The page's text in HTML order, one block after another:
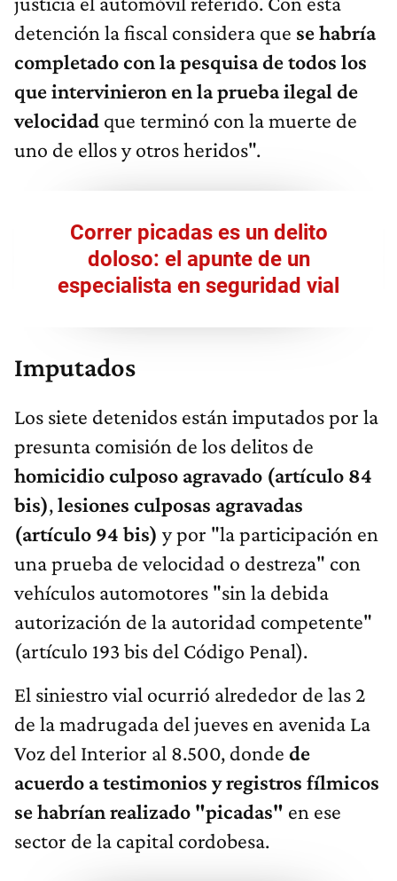
detención la fiscal considera que se habría
completado con la pesquisa de todos los
que intervinieron en la prueba ilegal de
velocidad que terminó con la muerte de
uno de ellos y otros heridos".
Correr picadas es un delito
doloso: el apunte de un
especialista en seguridad vial
Imputados
Los siete detenidos están imputados por la
presunta comisión de los delitos de
homicidio culposo agravado (artículo 84
bis),lesiones culposas agravadas
(artículo 94 bis) y por "la participación en
una prueba de velocidad o destreza" con
vehículos automotores "sin la debida
autorización de la autoridad competente"
(artículo 193 bis del Código Penal).
El siniestro vial ocurrió alrededor de las 2
de la madrugada del jueves en avenida La
Voz del Interior al 8.500, donde de
acuerdo a testimonios y registros fílmicos
se habrían realizado "picadas" en ese
sector de la capital cordobesa.